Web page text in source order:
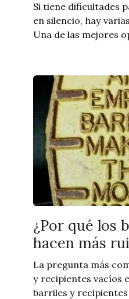
Si tiene dificultades
en silencio, hay
Una de las mejores
¿Por qué los
hacen más
La pregunta más
y recipientes vacíos
barriles y